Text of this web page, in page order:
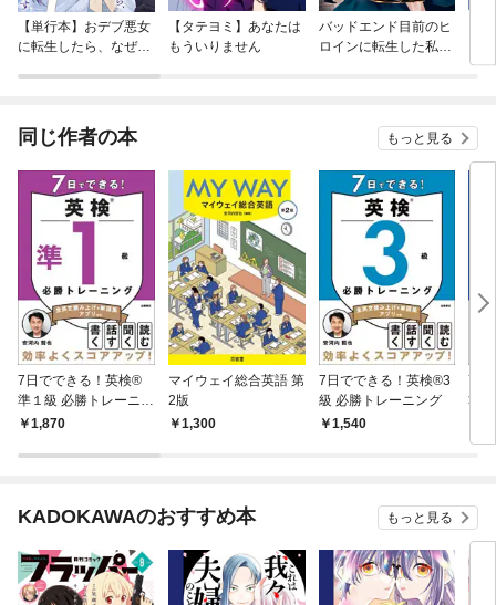
【単行本】おデブ悪女
に転生したら、なぜか
【タテヨミ】あなたは
もういりません
バッドエンド目前のヒ
ロインに転生した私、
同じ作者の本 もっと見る
7日でできる！英検®
準１級 必勝トレーニン
グ1,870
マイウェイ総合英語 第
2版
1,300
7日でできる！英検®3
級 必勝トレーニング
1,540
7日
準
KADOKAWAのおすすめ本 もっと見る